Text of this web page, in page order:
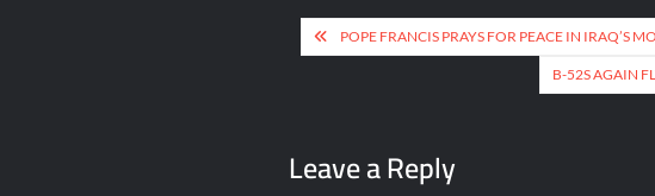
Post
navigation
POPE FRANCIS PRAYS FOR PEACE IN IRAQ’S
B-52S AGAIN
Leave a Reply